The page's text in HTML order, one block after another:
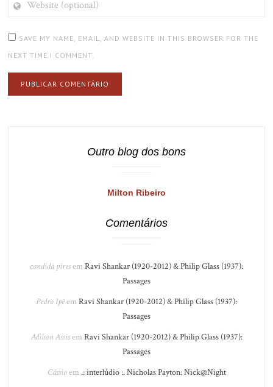
(OPTIONAL)
SAVE MY NAME, EMAIL, AND WEBSITE IN THIS BROWSER FOR THE
NEXT TIME I COMMENT.
Outro blog dos bons
Milton Ribeiro
Comentários
candida piresem Ravi Shankar (1920-2012) & Philip Glass (1937):
Passages
Pedro Ipêem Ravi Shankar (1920-2012) & Philip Glass (1937):
Passages
Adilson Assisem Ravi Shankar (1920-2012) & Philip Glass (1937):
Passages
Cássioem .: interlúdio :. Nicholas Payton: Nick@Night